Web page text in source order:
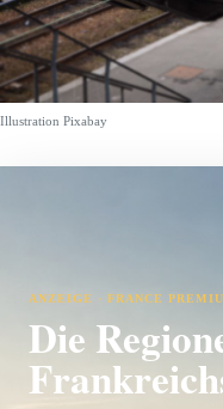
Illustration Pixabay
ANZEIGE · FRANCE
Die